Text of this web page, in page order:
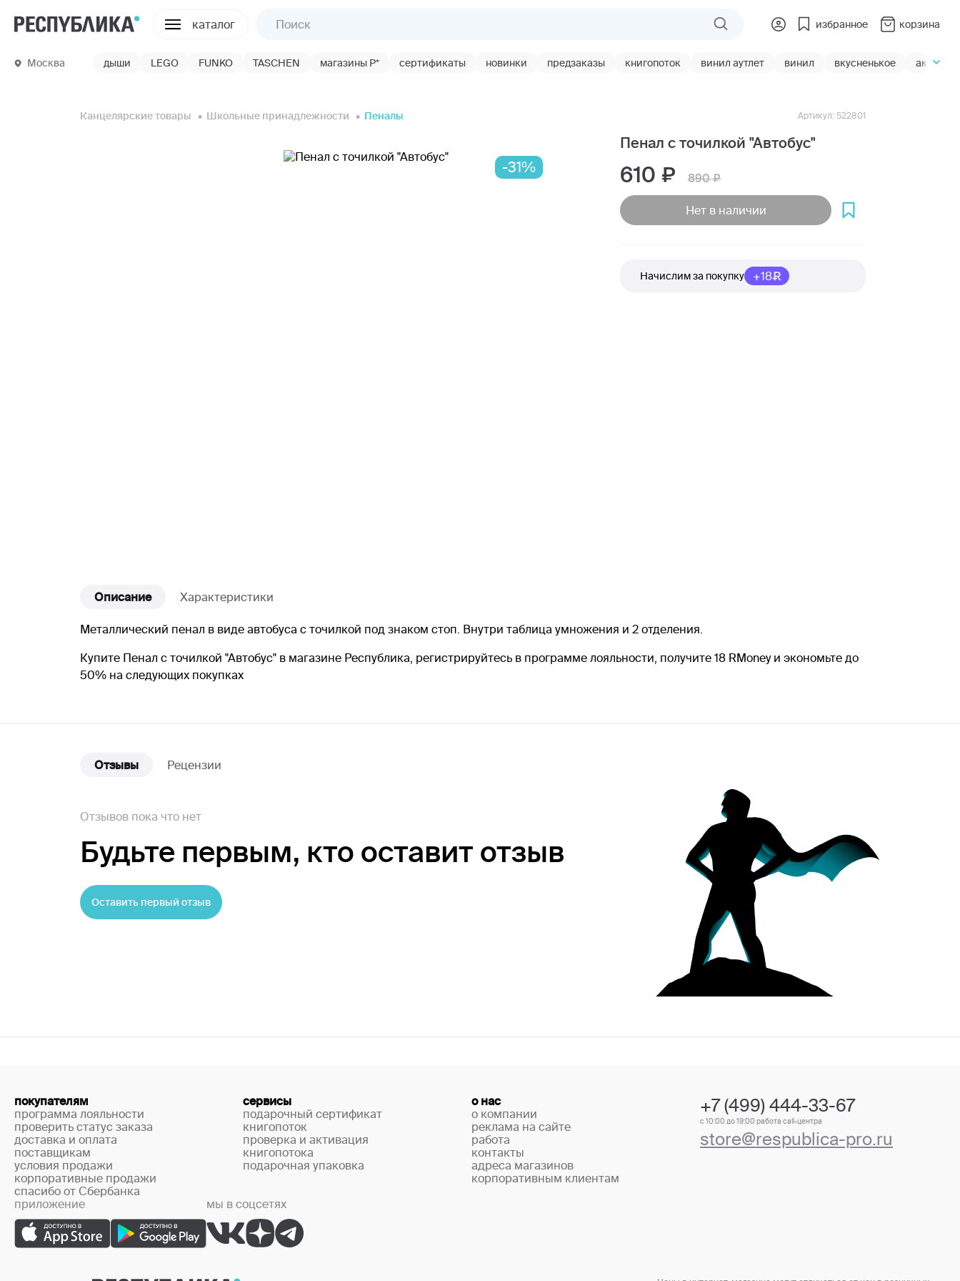
каталог избранное корзина
Москва дыши LEGO FUNKO TASCHEN магазины Р* сертификаты новинки предзаказы книгопоток винил аутлет винил вкусненькое акции
Канцелярские товары Школьные принадлежности Пеналы
-31%
Пенал с точилкой "Автобус"
Артикул: 522801
610 890
Нет в наличии
Начислим за покупку +18
Описание Характеристики
Металлический пенал в виде автобуса с точилкой под знаком стоп. Внутри таблица умножения и 2 отделения.
Купите Пенал с точилкой "Автобус" в магазине Республика, регистрируйтесь в программе лояльности, получите 18 RMoney и экономьте до
50% на следующих покупках
Отзывы Рецензии
Отзывов пока что нет
Будьте первым, кто оставит отзыв
Оставить первый отзыв
покупателям
программа лояльности
проверить статус заказа
доставка и оплата
поставщикам
условия продажи
корпоративные продажи
спасибо от Сбербанка
сервисы
подарочный сертификат
книгопоток
проверка и активация
книгопотока
подарочная упаковка
о нас
о компании
реклама на сайте
работа
контакты
адреса магазинов
корпоративным клиентам
+7 (499) 444-33-67
с 10:00 до 19:00 работа call-центра
store@respublica-pro.ru
приложение мы в соцсетях